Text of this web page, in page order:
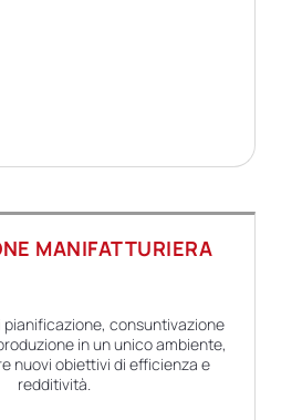
MANIFATTURIERA
pianificazione, consuntivazione
in un unico ambiente,
nuovi obiettivi di efficienza e
redditività.